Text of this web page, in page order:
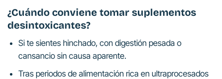
¿Cuándo conviene tomar suplementos
desintoxicantes?
Si te sientes hinchado, con digestión pesada o
cansancio sin causa aparente.
Tras periodos de alimentación rica en ultraprocesados